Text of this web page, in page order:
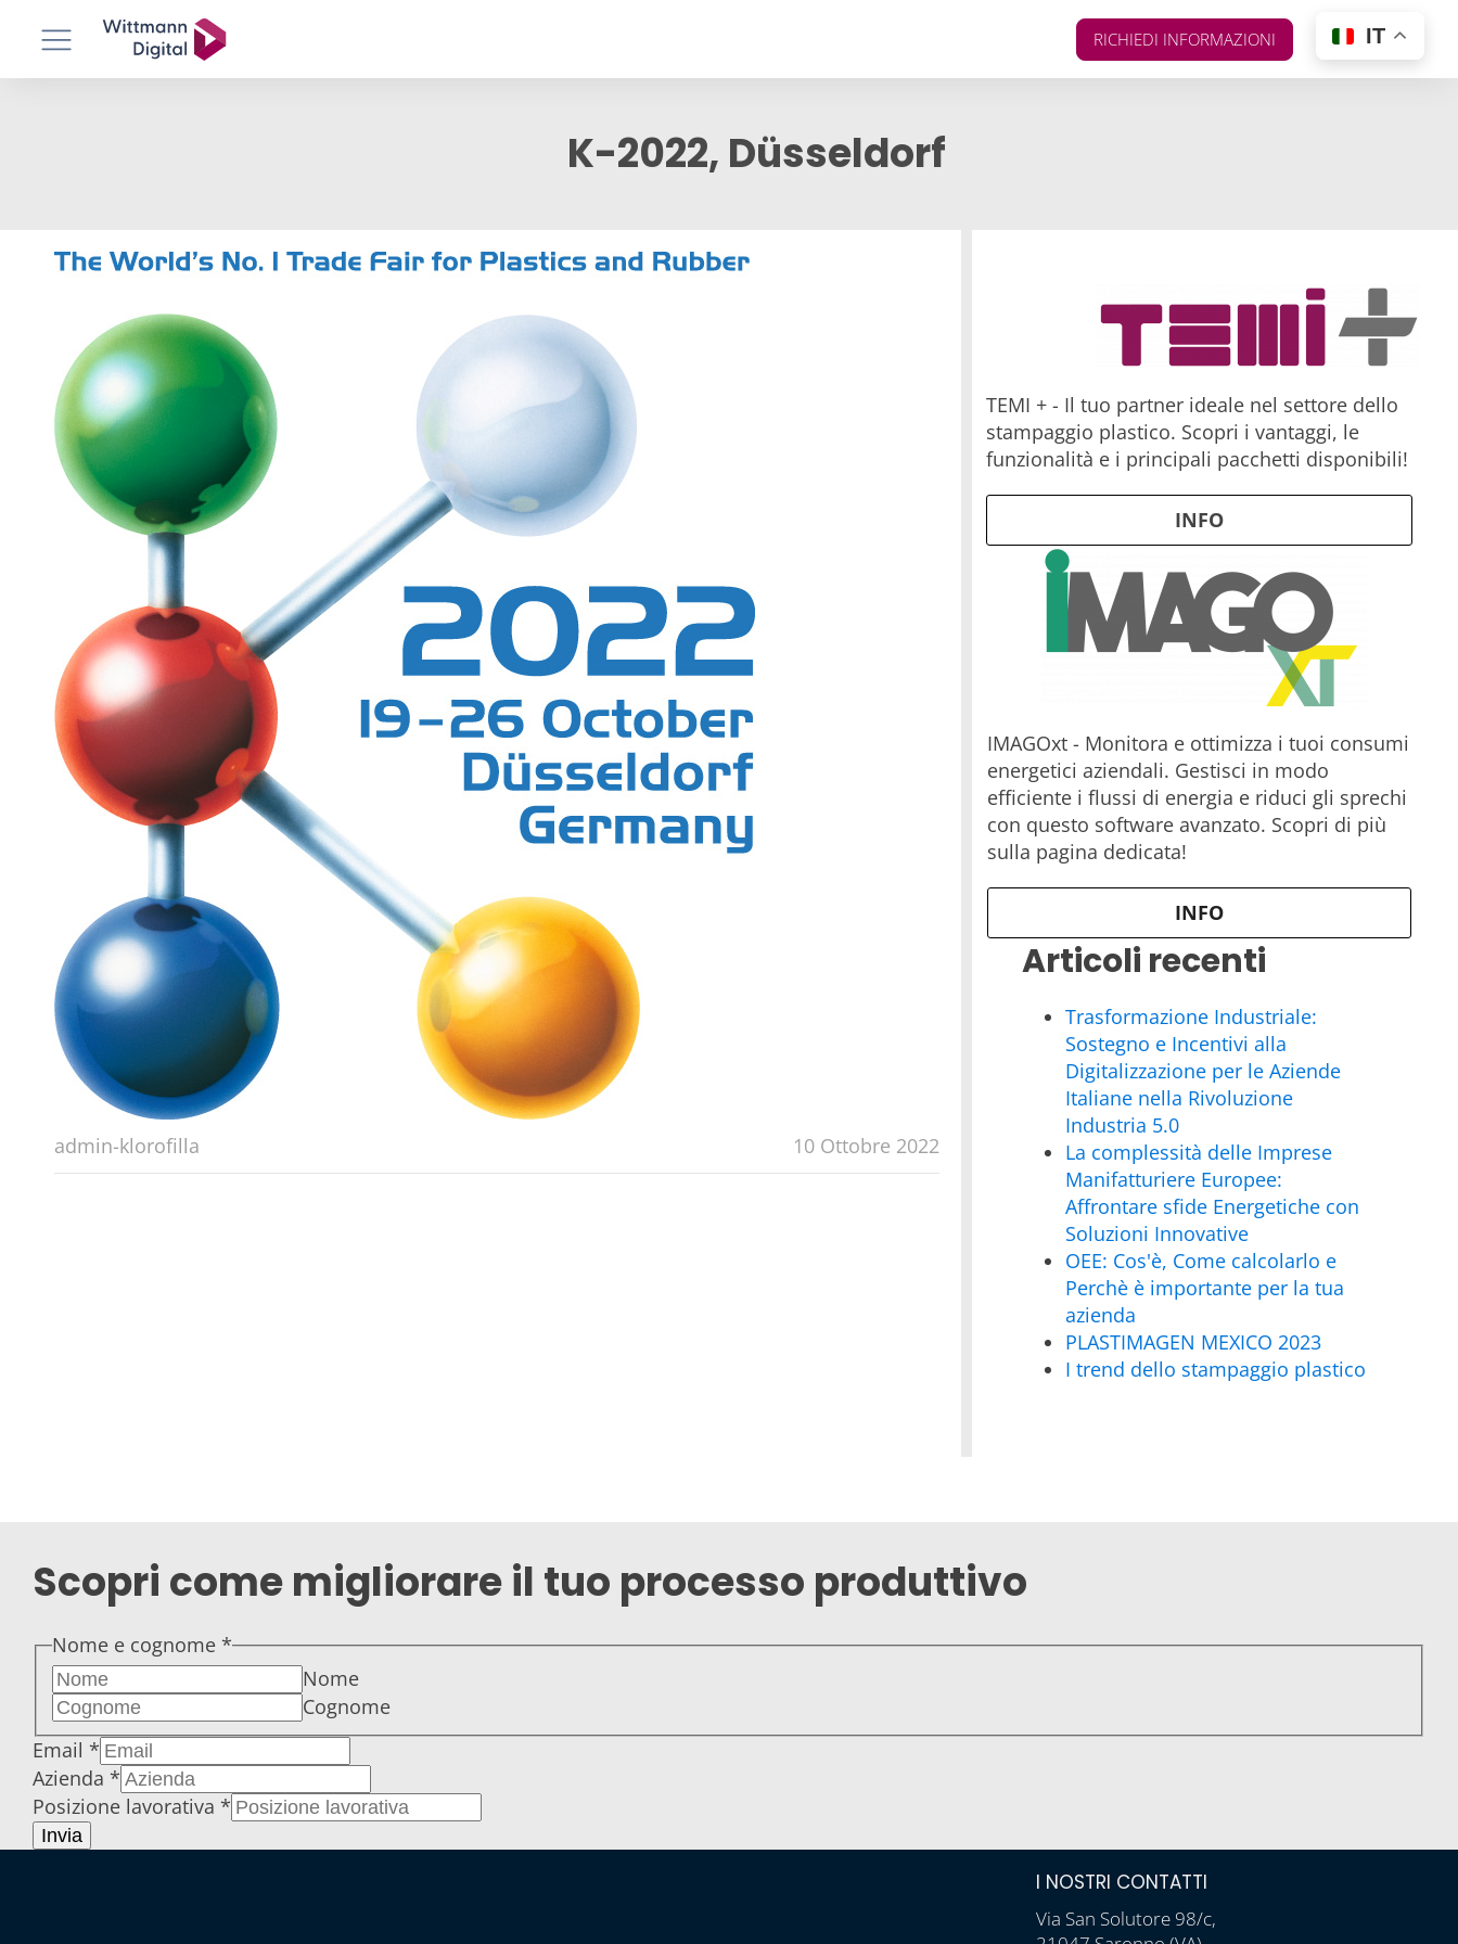
RICHIEDI INFORMAZIONI IT
K-2022, Düsseldorf
admin-klorofilla 10 Ottobre 2022
TEMI + - Il tuo partner ideale nel settore dello
stampaggio plastico. Scopri i vantaggi, le
funzionalità e i principali pacchetti disponibili!
INFO
IMAGOxt - Monitora e ottimizza i tuoi consumi
energetici aziendali. Gestisci in modo
efficiente i flussi di energia e riduci gli sprechi
con questo software avanzato. Scopri di più
sulla pagina dedicata!
INFO
Articoli recenti
Trasformazione Industriale:
Sostegno e Incentivi alla
Digitalizzazione per le Aziende
Italiane nella Rivoluzione
Industria 5.0
La complessità delle Imprese
Manifatturiere Europee:
Affrontare sfide Energetiche con
Soluzioni Innovative
OEE: Cos'è, Come calcolarlo e
Perchè è importante per la tua
azienda
PLASTIMAGEN MEXICO 2023
I trend dello stampaggio plastico
Scopri come migliorare il tuo processo produttivo
Nome e cognome *
Nome
Cognome
Email *
Azienda *
Posizione lavorativa *
Invia
I NOSTRI CONTATTI
Via San Solutore 98/c,